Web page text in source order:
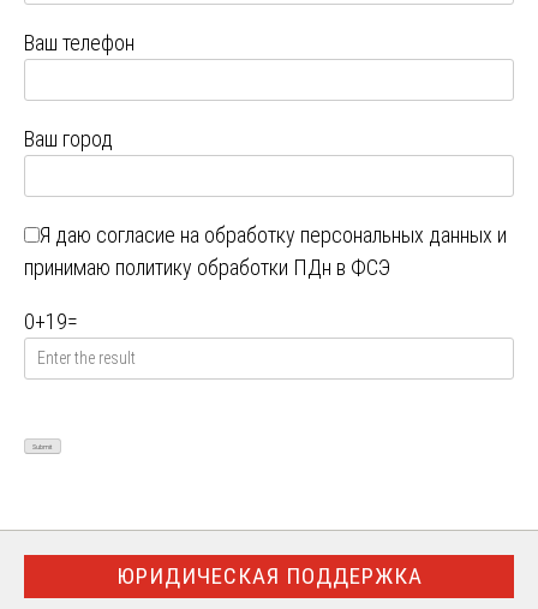
Ваш телефон
Ваш город
Я даю согласие на обработку персональных данных и
принимаю политику обработки ПДн в ФСЭ
0+19=
ЮРИДИЧЕСКАЯ ПОДДЕРЖКА